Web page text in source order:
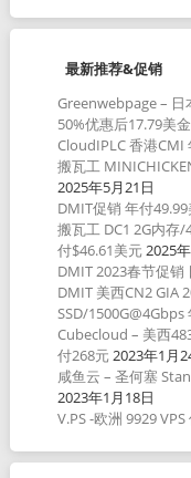
最新推荐&促销
Greenwebpage – 日
50%优惠后17.79美金
CloudIPLC 香港CMI
搬瓦工
2025年5月21日
DMIT促销 年付
搬瓦工 DC1 2G内存
付$46.61美元2025
DMIT 2023春节促销
DMIT 美西CN2 GIA
SSD/1500G@4Gbps
Cubecloud – 美西
付268元2023年1月
咸鱼云 – 圣何塞
2023年1月18日
V.PS -欧洲 9929